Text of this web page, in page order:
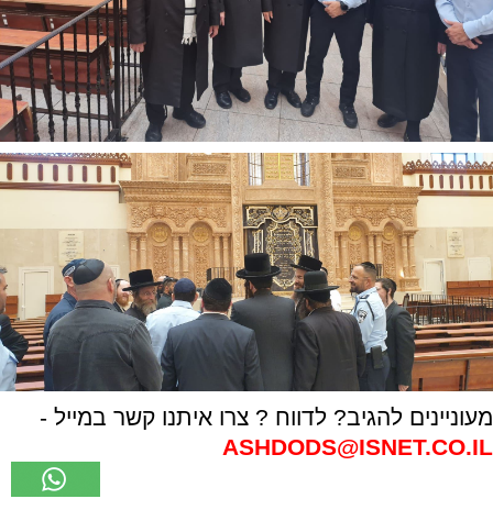
מעוניינים להגיב? לדווח ? צרו איתנו קשר במייל -
ASHDODS@ISNET.CO.IL